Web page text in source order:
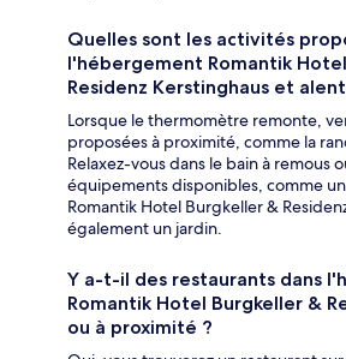
Quelles sont les activités
l'hébergement Romantik
Residenz Kerstinghaus et
Lorsque le thermomètre remonte,
proposées à proximité, comme la
Relaxez-vous dans le bain à remous
équipements disponibles, comme
Romantik Hotel Burgkeller &
également un jardin.
Y a-t-il des restaurants dans
Romantik Hotel Burgkeller &
ou à proximité ?